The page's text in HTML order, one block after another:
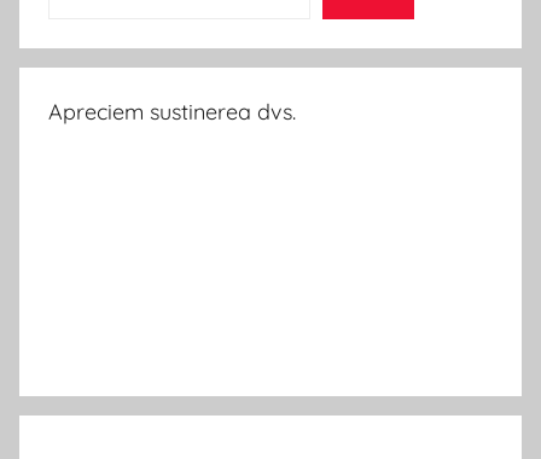
Apreciem sustinerea dvs.